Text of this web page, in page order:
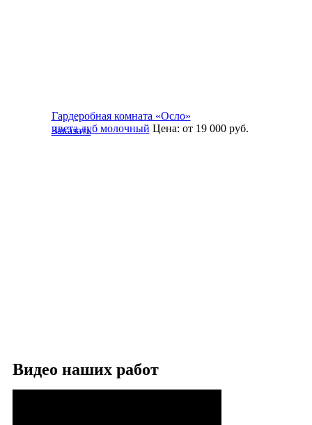
Гардеробная комната «Осло»
цвета дуб молочный Цена: от 19 000руб.
Заказать
Видео наших работ